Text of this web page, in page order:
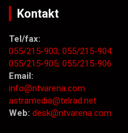
Kontakt
Tel/fax:
055/215-903; 055/215-904
055/215-905; 055/215-906
Email:
info@ntvarena.com
astramedia@telrad.net
Web: desk@ntvarena.com